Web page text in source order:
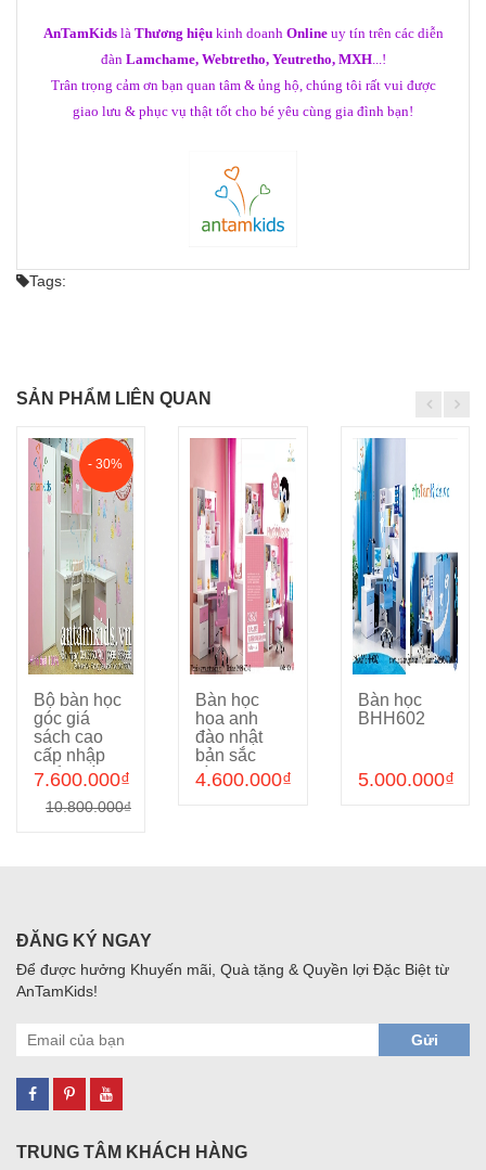
AnTamKidslà Thương hiệukinh doanh Onlineuy tín trên các diễn
đàn Lamchame, Webtretho, Yeutretho, MXH...!
Trân trọng cảm ơn bạn quan tâm & ủng hộ, chúng tôi rất vui được
giao lưu & phục vụ thật tốt cho bé yêu cùng gia đình bạn!
Tags:
SẢN PHẨM LIÊN QUAN
Cho vào giỏ hàng
- 30%
Bộ bàn học
góc giá
sách cao
cấp nhập
khẩu màu
hồng dành
cho bé gái
7.600.000₫
10.800.000₫
Cho vào giỏ hàng
Bàn học
hoa anh
đào nhật
bản sắc
hồng cho
bé gái
4.600.000₫
Cho vào giỏ hàng
Bàn học
BHH602
5.000.000₫
ĐĂNG KÝ NGAY
Để được hưởng Khuyến mãi, Quà tặng & Quyền lợi Đặc Biệt từ
AnTamKids!
Gửi
TRUNG TÂM KHÁCH HÀNG